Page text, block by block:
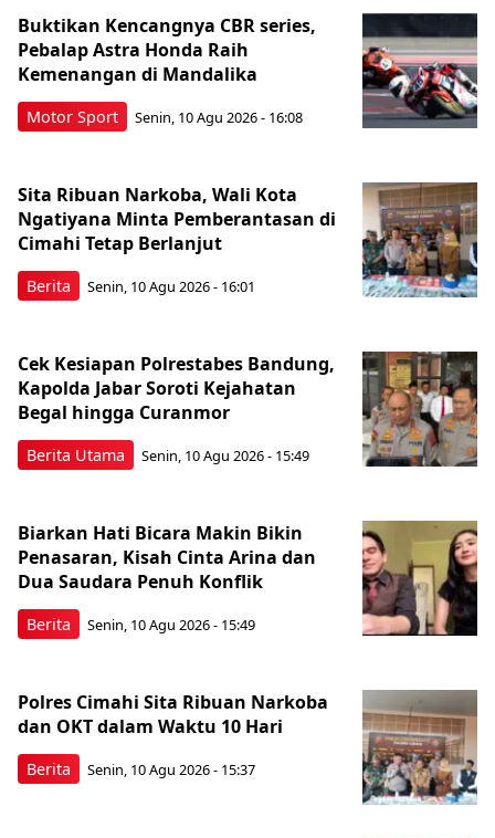
Motor Sport
Buktikan Kencangnya CBR series,
Pebalap Astra Honda Raih
Kemenangan di Mandalika
Senin, 10 Agu 2026 - 16:08
Berita
Sita Ribuan Narkoba, Wali Kota
Ngatiyana Minta Pemberantasan di
Cimahi Tetap Berlanjut
Senin, 10 Agu 2026 - 16:01
Berita Utama
Cek Kesiapan Polrestabes Bandung,
Kapolda Jabar Soroti Kejahatan
Begal hingga Curanmor
Senin, 10 Agu 2026 - 15:49
Berita
Biarkan Hati Bicara Makin Bikin
Penasaran, Kisah Cinta Arina dan
Dua Saudara Penuh Konflik
Senin, 10 Agu 2026 - 15:49
Berita
Polres Cimahi Sita Ribuan Narkoba
dan OKT dalam Waktu 10 Hari
Senin, 10 Agu 2026 - 15:37